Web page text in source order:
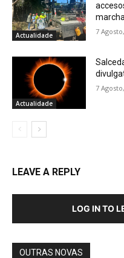
Actualidade 7
Actualidade
7
LEAVE A REPLY
LOG IN TO
OUTRAS NOVAS